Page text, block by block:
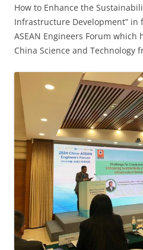
How to Enhance the
Infrastructure Development” in
ASEAN Engineers Forum
China Science and Technology